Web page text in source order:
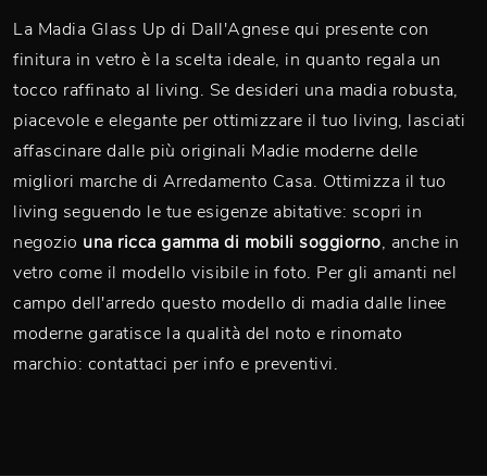
La Madia Glass Up di Dall'Agnese qui presente con
finitura in vetro è la scelta ideale, in quanto regala un
tocco raffinato al living. Se desideri una madia robusta,
piacevole e elegante per ottimizzare il tuo living, lasciati
affascinare dalle più originali Madie moderne delle
migliori marche di Arredamento Casa. Ottimizza il tuo
living seguendo le tue esigenze abitative: scopri in
negozio una ricca gamma di mobili soggiorno, anche in
vetro come il modello visibile in foto. Per gli amanti nel
campo dell'arredo questo modello di madia dalle linee
moderne garatisce la qualità del noto e rinomato
marchio: contattaci per info e preventivi.